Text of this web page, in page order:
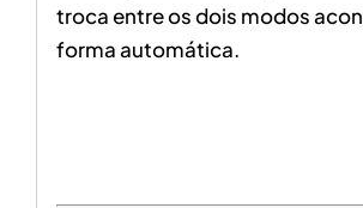
troca entre os dois modos
forma automática.